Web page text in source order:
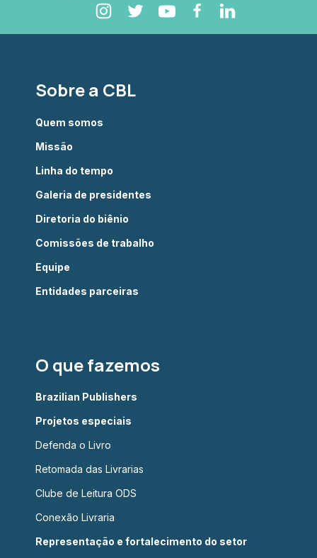
Sobre a CBL
Quem somos
Missão
Linha do tempo
Galeria de presidentes
Diretoria do biênio
Comissões de trabalho
Equipe
Entidades parceiras
O que fazemos
Brazilian Publishers
Projetos especiais
Defenda o Livro
Retomada das Livrarias
Clube de Leitura ODS
Conexão Livraria
Representação e fortalecimento do setor